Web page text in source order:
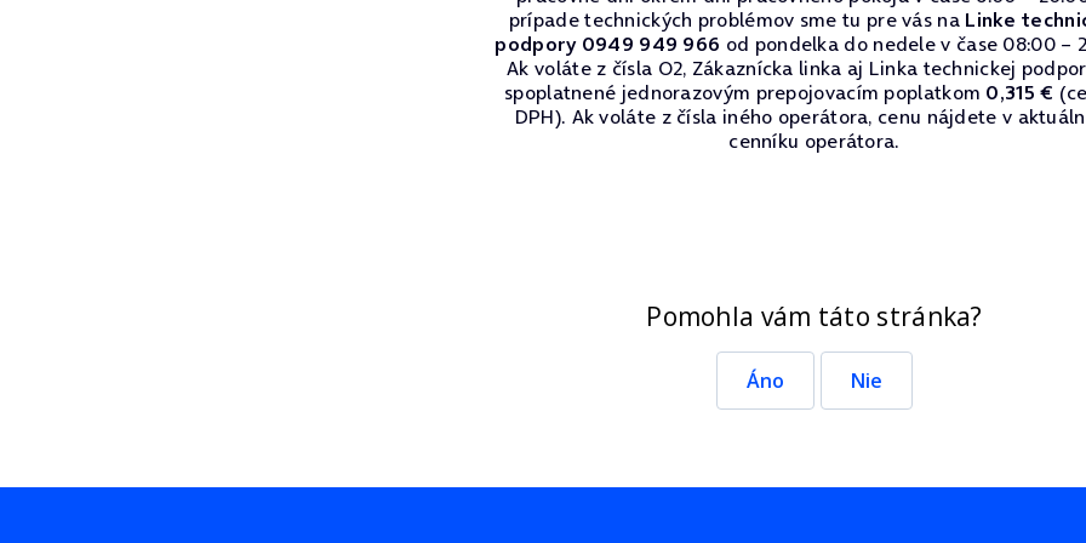
prípade technických problémov sme tu pre vás na Linke
podpory 0949 949 966 od pondelka do nedele v čase 08:00 –
Ak voláte z čísla O2, Zákaznícka linka aj Linka technickej
spoplatnené jednorazovým prepojovacím poplatkom 0,315 €
DPH). Ak voláte z čísla iného operátora, cenu nájdete v
cenníku operátora.
Pomohla vám táto stránka?
Áno Nie